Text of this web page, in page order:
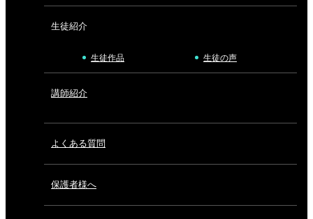
生徒紹介
生徒作品 生徒の声
講師紹介
よくある質問
保護者様へ